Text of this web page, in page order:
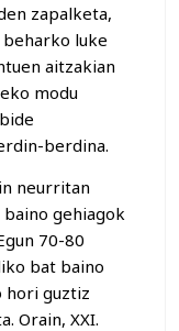
zapalketa,
luke
aitzakian
modu
berdina.
neurritan
gehiagok
70-80
bat baino
hori guztiz
Orain, XXI.